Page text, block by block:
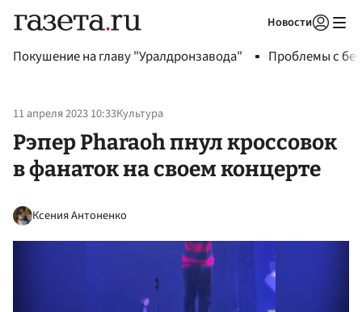
Новости
Покушение на главу "Уралдронзавода" Проблемы с
11 апреля 2023 10:33Культура
Рэпер Pharaoh пнул кроссовок
в фанаток на своем концерте
Ксения Антоненко